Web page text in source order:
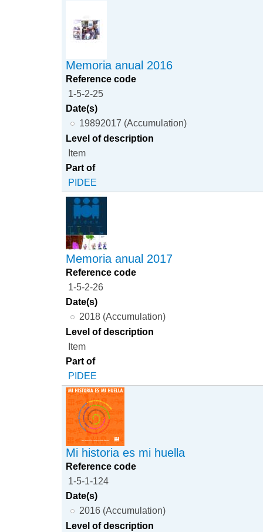
Memoria anual 2016
Reference code
1-5-2-25
Date(s)
19892017 (Accumulation)
Level of description
Item
Part of
PIDEE
Memoria anual 2017
Reference code
1-5-2-26
Date(s)
2018 (Accumulation)
Level of description
Item
Part of
PIDEE
Mi historia es mi huella
Reference code
1-5-1-124
Date(s)
2016 (Accumulation)
Level of description